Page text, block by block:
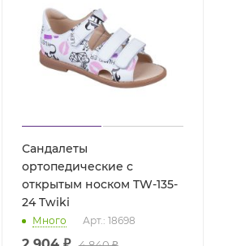
Сандалеты
ортопедические с
открытым носком TW-135-
24 Twiki
Много Арт.: 18698